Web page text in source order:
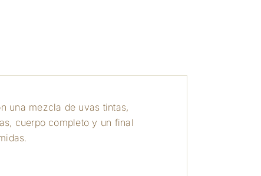
una mezcla de uvas tintas,
cuerpo completo y un final